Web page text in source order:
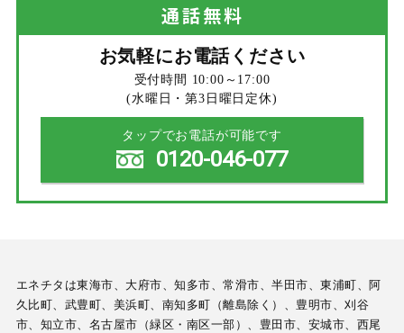
通話無料
お気軽にお電話ください
受付時間 10:00～17:00
(水曜日・第3日曜日定休)
タップでお電話が可能です
0120-046-077
エネチタは東海市、大府市、知多市、常滑市、半田市、東浦町、阿
久比町、武豊町、美浜町、南知多町（離島除く）、豊明市、刈谷
市、知立市、名古屋市（緑区・南区一部）、豊田市、安城市、西尾